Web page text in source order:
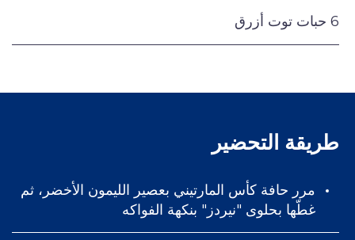
6 حبات توت أزرق
طريقة التحضير
مرر حافة كأس المارتيني بعصير الليمون الأخضر، ثم
غطّها بحلوى "نيردز" بنكهة الفواكه